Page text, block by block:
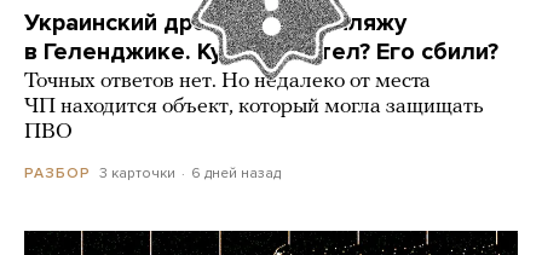
Украинский дрон попал по пляжу
в Геленджике. Куда он летел? Его сбили?
Точных ответов нет. Но недалеко от места
ЧП находится объект, который могла защищать
ПВО
РАЗБОР 3 карточки 6 дней назад